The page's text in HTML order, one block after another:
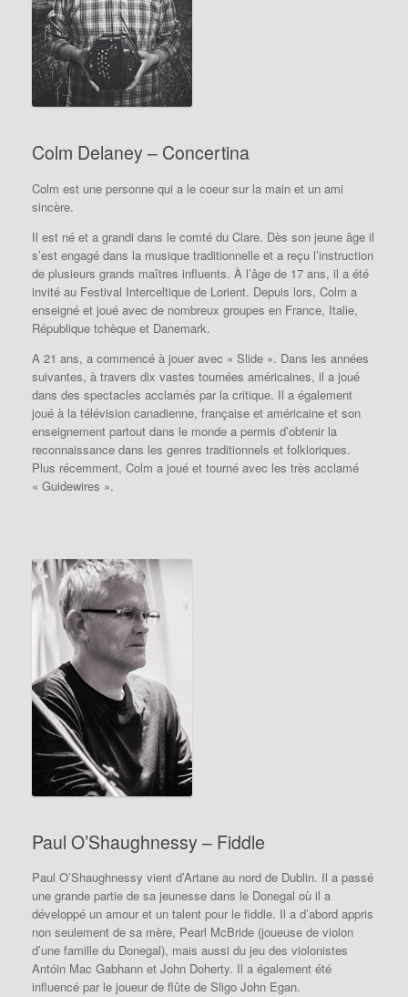
Colm Delaney – Concertina
Colm est une personne qui a le coeur sur la main et un ami
sincère.
Il est né et a grandi dans le comté du Clare. Dès son jeune âge il
s’est engagé dans la musique traditionnelle et a reçu l’instruction
de plusieurs grands maîtres influents. À l’âge de 17 ans, il a été
invité au Festival Interceltique de Lorient. Depuis lors, Colm a
enseigné et joué avec de nombreux groupes en France, Italie,
République tchèque et Danemark.
A 21 ans, a commencé à jouer avec « Slide ». Dans les années
suivantes, à travers dix vastes tournées américaines, il a joué
dans des spectacles acclamés par la critique. Il a également
joué à la télévision canadienne, française et américaine et son
enseignement partout dans le monde a permis d’obtenir la
reconnaissance dans les genres traditionnels et folkloriques.
Plus récemment, Colm a joué et tourné avec les très acclamé
« Guidewires ».
Paul O’Shaughnessy – Fiddle
Paul O’Shaughnessy vient d’Artane au nord de Dublin. Il a passé
une grande partie de sa jeunesse dans le Donegal où il a
développé un amour et un talent pour le fiddle. Il a d’abord appris
non seulement de sa mère, Pearl McBride (joueuse de violon
d’une famille du Donegal), mais aussi du jeu des violonistes
Antóin Mac Gabhann et John Doherty. Il a également été
influencé par le joueur de flûte de Sligo John Egan.